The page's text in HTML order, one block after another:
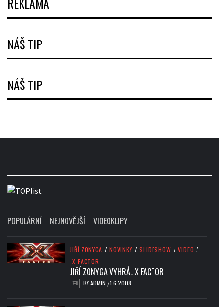
NÁŠ TIP
NÁŠ TIP
POPULÁRNÍ NEJNOVĚJŠÍ VIDEOKLIPY
JIŘÍ ZONYGA / NOVINKY / SLIDESHOW / VIDEO /
X FACTOR
JIŘÍ ZONYGA VYHRÁL X FACTOR
BYADMIN /1.6.2008